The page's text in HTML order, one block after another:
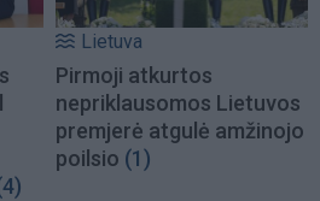
Lietuva
Pirmoji atkurtos
nepriklausomos Lietuvos
premjerė atgulė amžinojo
poilsio (1)